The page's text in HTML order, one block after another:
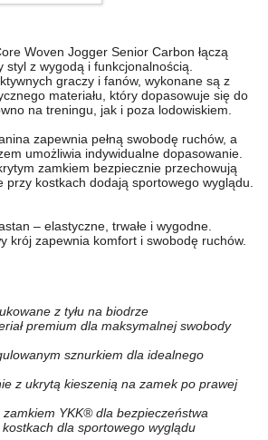
Woven Jogger Senior Carbon łączą
styl z wygodą i funkcjonalnością.
graczy i fanów, wykonane są z
materiału, który dopasowuje się do
na treningu, jak i poza lodowiskiem.
zapewnia pełną swobodę ruchów, a
umożliwia indywidualne dopasowanie.
zamkiem bezpiecznie przechowują
przy kostkach dodają sportowego wyglądu.
– elastyczne, trwałe i wygodne.
krój zapewnia komfort i swobodę ruchów.
z tyłu na biodrze
premium dla maksymalnej swobody
sznurkiem dla idealnego
z ukrytą kieszenią na zamek po prawej
zamkiem YKK® dla bezpieczeństwa
dla sportowego wyglądu